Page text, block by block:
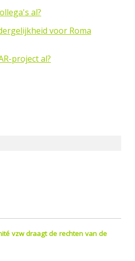
al?
voor Roma
project al?
vzw draagt de rechten van de